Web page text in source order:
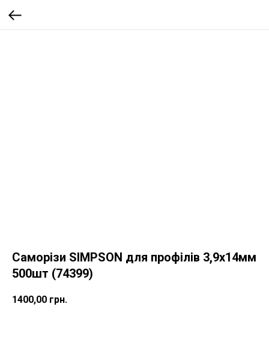
Саморізи SIMPSON для профілів 3,9х14мм
500шт (74399)
1400,00 грн.